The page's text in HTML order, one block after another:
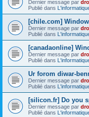
Dernier message par
Publié dans
[chile.com]
Dernier message par
Publié dans
[canadaonline]
Dernier message par
Publié dans
Ur forom diwar-
Dernier message par
Publié dans
[silicon.fr] Do you
Dernier message par
Publié dans